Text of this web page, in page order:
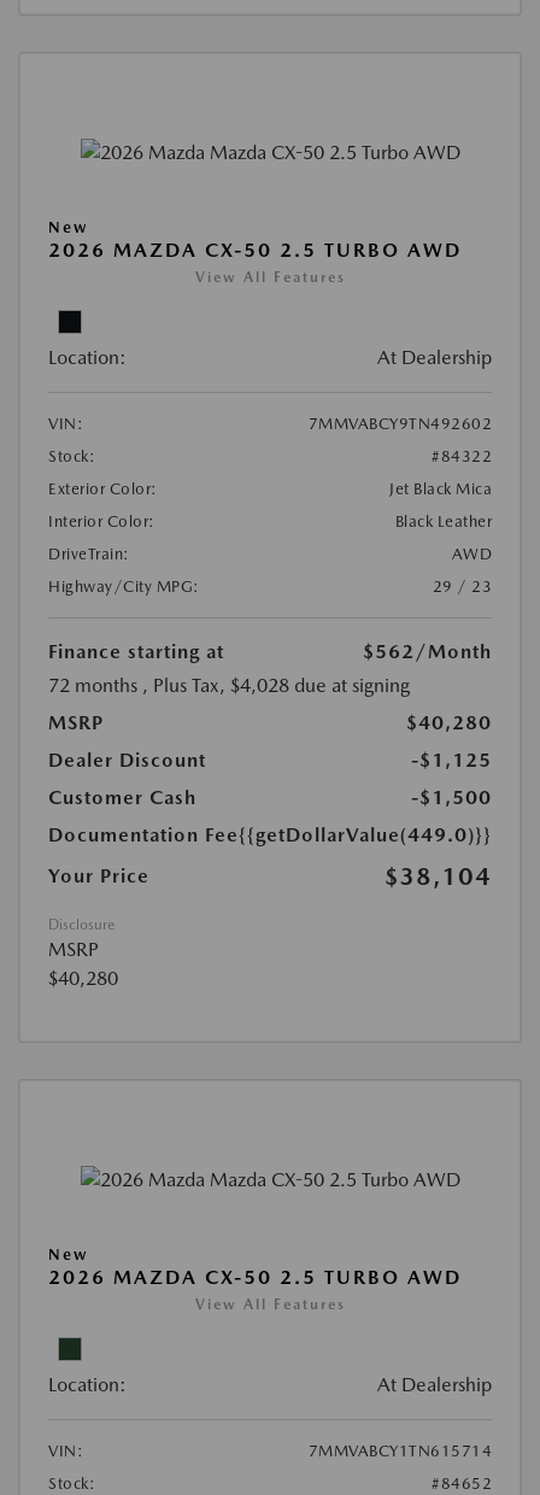
New
2026 MAZDA CX-50 2.5 TURBO AWD
View All Features
Location: At Dealership
VIN:
7MMVABCY9TN492602
Stock:
#84322
Exterior Color:
Jet Black Mica
Interior Color:
Black Leather
DriveTrain:
AWD
Highway/City MPG:
29 / 23
Finance starting at $562 /Month
72 months , Plus Tax, $4,028 due at signing
MSRP
$40,280
Dealer Discount
-$1,125
Customer Cash
-$1,500
Documentation Fee{{getDollarValue(449.0)}}
Your Price
$38,104
Disclosure
MSRP
$40,280
New
2026 MAZDA CX-50 2.5 TURBO AWD
View All Features
Location: At Dealership
VIN:
7MMVABCY1TN615714
Stock:
#84652